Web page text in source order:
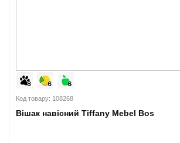
Код товару: 108268
Вішак навісний Tiffany Mebel Bos